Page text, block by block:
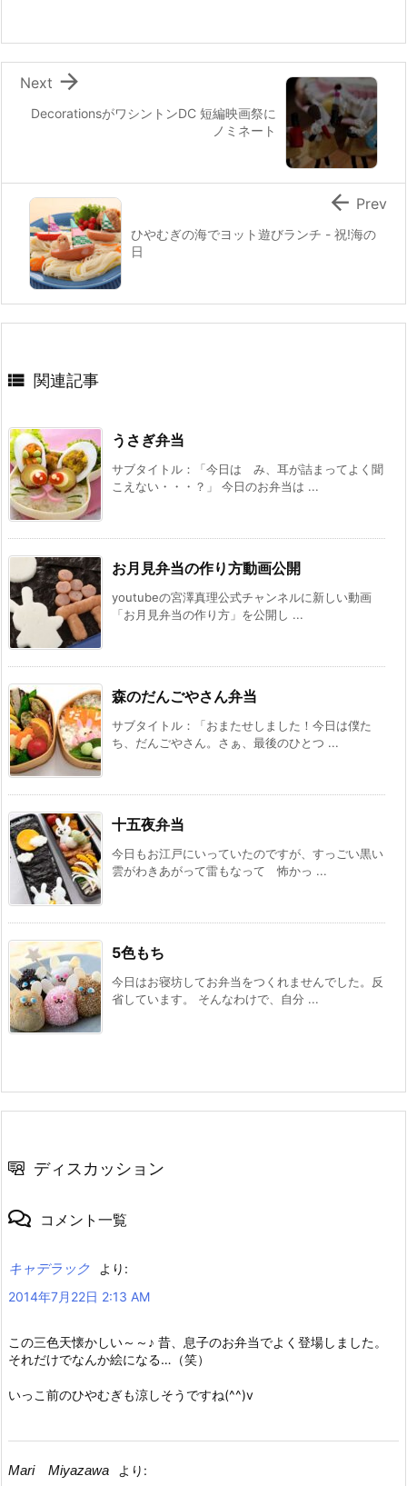
o
k
DecorationsがワシントンDC 短編映画祭に
ノミネート

Next
ひやむぎの海でヨット遊びランチ - 祝!海の
日
 Prev
 関連記事
うさぎ弁当
サブタイトル：「今日は み、耳が詰まってよく聞
こえない・・・？」 今日のお弁当は ...
お月見弁当の作り方動画公開
youtubeの宮澤真理公式チャンネルに新しい動画
「お月見弁当の作り方」を公開し ...
森のだんごやさん弁当
サブタイトル：「おまたせしました！今日は僕た
ち、だんごやさん。さぁ、最後のひとつ ...
十五夜弁当
今日もお江戸にいっていたのですが、すっごい黒い
雲がわきあがって雷もなって 怖かっ ...
5色もち
今日はお寝坊してお弁当をつくれませんでした。反
省しています。 そんなわけで、自分 ...
ディスカッション
コメント一覧
キャデラック
より:
2014年7月22日 2:13 AM
この三色天懐かしい～～♪ 昔、息子のお弁当でよく登場しました。
それだけでなんか絵になる…（笑）
いっこ前のひやむぎも涼しそうですね(^^)v
Mari Miyazawa より: